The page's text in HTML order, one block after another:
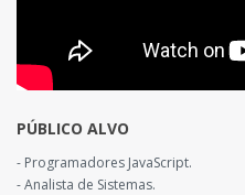
PÚBLICO ALVO
- Programadores JavaScript.
- Analista de Sistemas.